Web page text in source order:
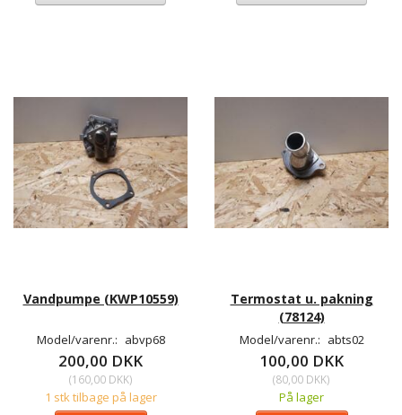
Vandpumpe (KWP10559)
Model/varenr.: abvp68
200,00 DKK
(160,00 DKK)
1 stk tilbage på lager
Termostat u. pakning
(78124)
Model/varenr.: abts02
100,00 DKK
(80,00 DKK)
På lager